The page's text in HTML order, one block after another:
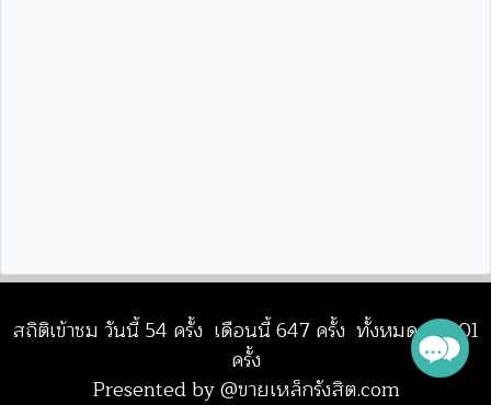
สถิติเข้าชม วันนี้ 54 ครั้ง เดือนนี้ 647 ครั้ง ทั้งหมด44301
ครั้ง
Presented by @ขายเหล็กรังสิต.com